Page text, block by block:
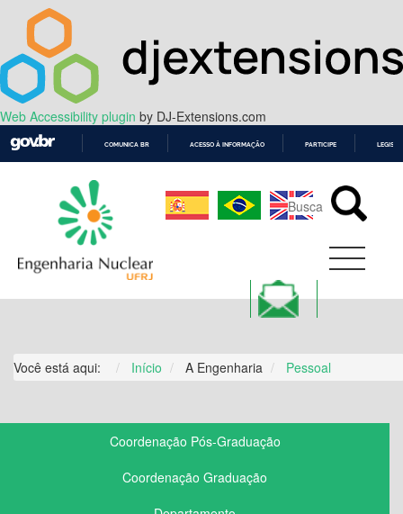
Web Accessibility plugin by DJ-Extensions.com
CONTEÚDO
COMUNICA BR ACESSO À INFORMAÇÃO PARTICIPE
Você está aqui: Início A Engenharia Pessoal
Coordenação Pós-Graduação
Coordenação Graduação